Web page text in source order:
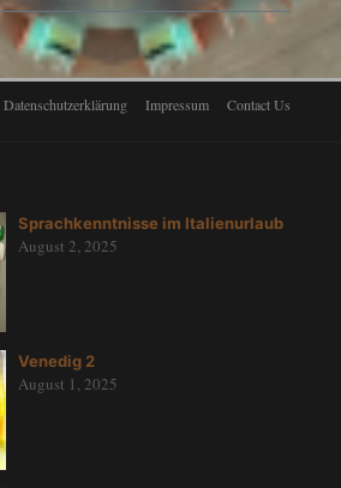
Datenschutzerklärung Impressum Contact Us
Sprachkenntnisse im Italienurlaub
August 2, 2025
Venedig 2
August 1, 2025